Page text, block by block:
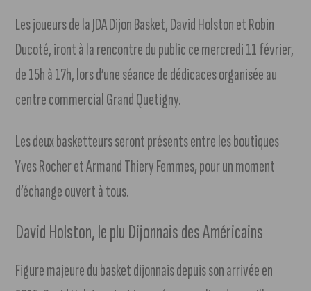
Les joueurs de la JDA Dijon Basket, David Holston et Robin
Ducoté, iront à la rencontre du public ce mercredi 11 février,
de 15h à 17h, lors d’une séance de dédicaces organisée au
centre commercial Grand Quetigny.
Les deux basketteurs seront présents entre les boutiques
Yves Rocher et Armand Thiery Femmes, pour un moment
d’échange ouvert à tous.
David Holston, le plu Dijonnais des Américains
Figure majeure du basket dijonnais depuis son arrivée en